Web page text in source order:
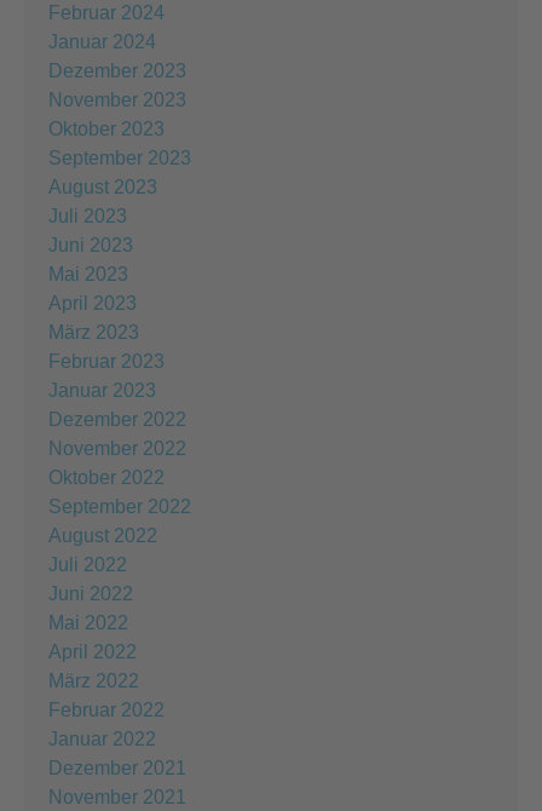
Februar 2024
Januar 2024
Dezember 2023
November 2023
Oktober 2023
September 2023
August 2023
Juli 2023
Juni 2023
Mai 2023
April 2023
März 2023
Februar 2023
Januar 2023
Dezember 2022
November 2022
Oktober 2022
September 2022
August 2022
Juli 2022
Juni 2022
Mai 2022
April 2022
März 2022
Februar 2022
Januar 2022
Dezember 2021
November 2021